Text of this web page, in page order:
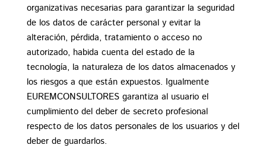
organizativas necesarias para garantizar la seguridad
de los datos de carácter personal y evitar la
alteración, pérdida, tratamiento o acceso no
autorizado, habida cuenta del estado de la
tecnología, la naturaleza de los datos almacenados y
los riesgos a que están expuestos. Igualmente
EUREMCONSULTORES garantiza al usuario el
cumplimiento del deber de secreto profesional
respecto de los datos personales de los usuarios y del
deber de guardarlos.